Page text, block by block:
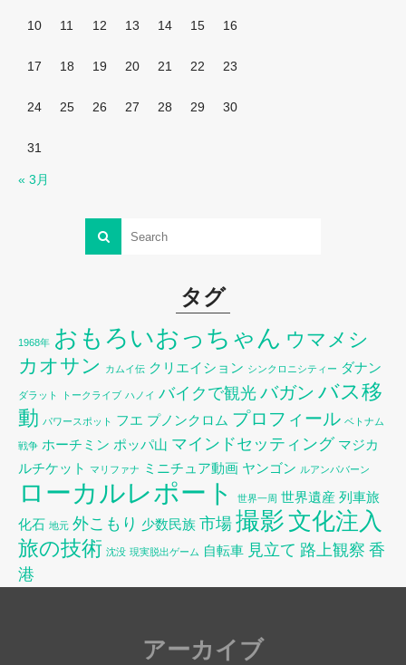
10 11 12 13 14 15 16
17 18 19 20 21 22 23
24 25 26 27 28 29 30
31
« 3月
タグ
1968年 おもろいおっちゃん ウマメシ
カオサン
カムイ伝 クリエイション シンクロニシティー ダナン
ダラット トークライブ ハノイ バイクで観光 バガン バス移
動 パワースポット フエ プノンクロム プロフィール ベトナム
戦争 ホーチミン ポッパ山 マインドセッティング マジカ
ルチケット マリファナ ミニチュア動画 ヤンゴン ルアンパバーン
ローカルレポート 世界一周 世界遺産 列車旅
化石 地元 外こもり 少数民族 市場 撮影文化注入
旅の技術 沈没 現実脱出ゲーム 自転車 見立て 路上観察 香
港
アーカイブ